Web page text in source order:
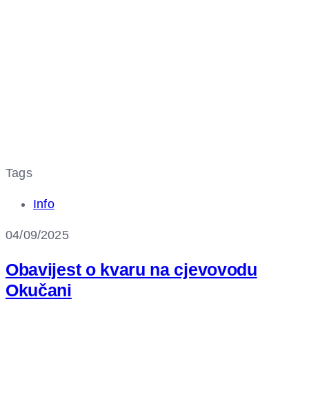
Tags
Info
04/09/2025
Obavijest o kvaru na cjevovodu
Okučani